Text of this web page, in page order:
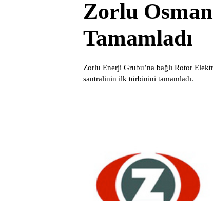
Zorlu
Tamamladı
Zorlu Enerji Grubu’na bağlı Rotor
santralinin ilk türbinini tamamladı.